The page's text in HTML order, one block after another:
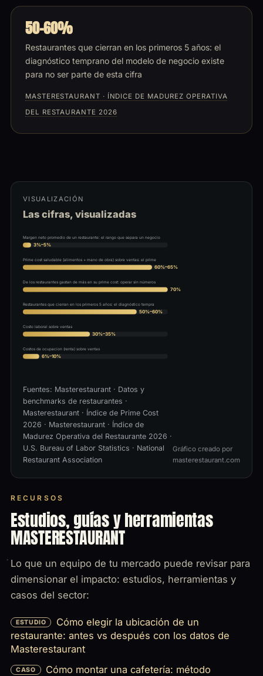
50-60%
Restaurantes que cierran en los primeros 5 años: el
diagnóstico temprano del modelo de negocio existe
para no ser parte de esta cifra
MASTERESTAURANT · ÍNDICE DE MADUREZ OPERATIVA
DEL RESTAURANTE 2026
VISUALIZACIÓN
Las cifras, visualizadas
Margen neto promedio de un restaurante: el rango que separa un negocio
3%–5%
Prime cost saludable (alimentos + mano de obra) sobre ventas: el prime
60%–65%
De los restaurantes gastan de más en su prime cost: operar sin números
70%
Restaurantes que cierran en los primeros 5 años: el diagnóstico tempra
50%–60%
Costo laboral sobre ventas
30%–35%
Costos de ocupacion (renta) sobre ventas
6%–10%
Fuentes: Masterestaurant · Datos y
benchmarks de restaurantes ·
Masterestaurant · Índice de Prime Cost
2026 · Masterestaurant · Índice de
Madurez Operativa del Restaurante 2026 ·
U.S. Bureau of Labor Statistics · National
Restaurant Association
Gráfico creado por
masterestaurant.com
RECURSOS
Estudios, guías y herramientas
MASTERESTAURANT
Lo que un equipo de tu mercado puede revisar para
dimensionar el impacto: estudios, herramientas y
casos del sector:
ESTUDIO
Cómo elegir la ubicación de un
restaurante: antes vs después con los datos de
Masterestaurant
CASO
Cómo montar una cafetería: método